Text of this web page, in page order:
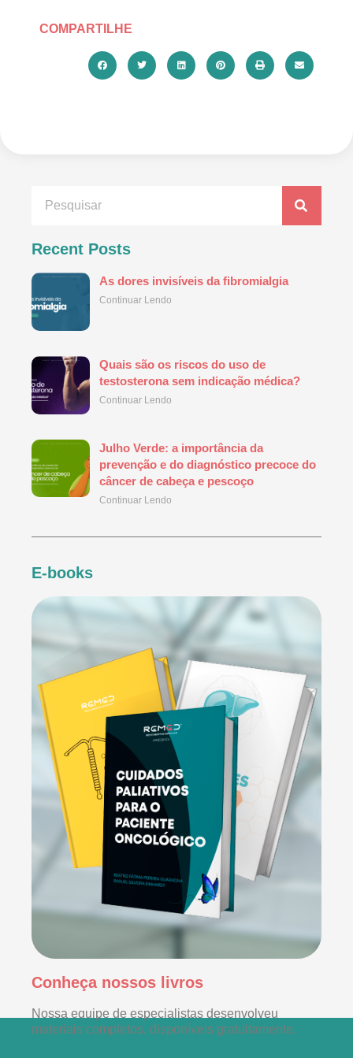
COMPARTILHE
Recent Posts
As dores invisíveis da fibromialgia
Continuar Lendo
Quais são os riscos do uso de
testosterona sem indicação médica?
Continuar Lendo
Julho Verde: a importância da
prevenção e do diagnóstico precoce do
câncer de cabeça e pescoço
Continuar Lendo
E-books
Conheça nossos livros
Nossa equipe de especialistas desenvolveu
materiais completos, disponíveis gratuitamente.